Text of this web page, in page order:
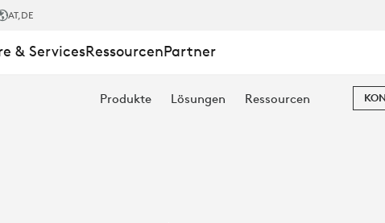
AT,DE
& ServicesRessourcenPartner
Produkte Lösungen Ressourcen